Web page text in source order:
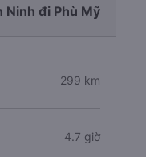
Ninh đi Phù Mỹ
299 km
4.7 giờ